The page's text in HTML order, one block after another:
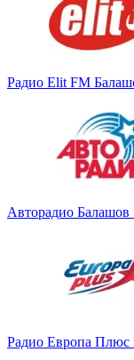
Радио Elit FM
Авторадио Балашов
Радио Европа Плюс